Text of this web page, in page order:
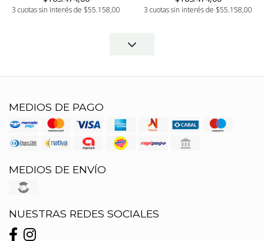
3 cuotas sin interés de $55.158,00 3 cuotas sin interés de $55.158,00
MEDIOS DE PAGO
MEDIOS DE ENVÍO
NUESTRAS REDES SOCIALES